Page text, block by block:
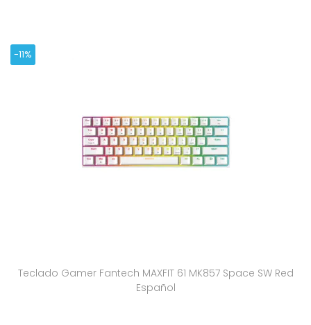
-11%
Teclado Gamer Fantech MAXFIT 61 MK857 Space SW Red
Español